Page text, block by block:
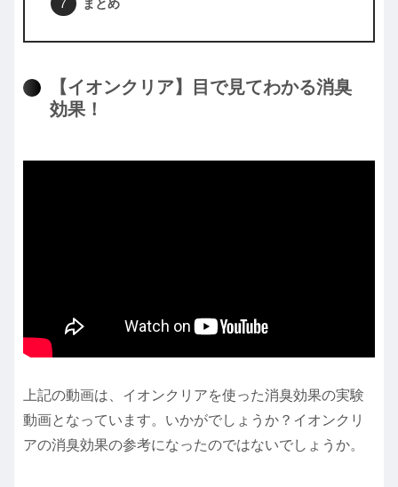
まとめ
【イオンクリア】目で見てわかる消臭
効果！
上記の動画は、イオンクリアを使った消臭効果の実験
動画となっています。いかがでしょうか？イオンクリ
アの消臭効果の参考になったのではないでしょうか。